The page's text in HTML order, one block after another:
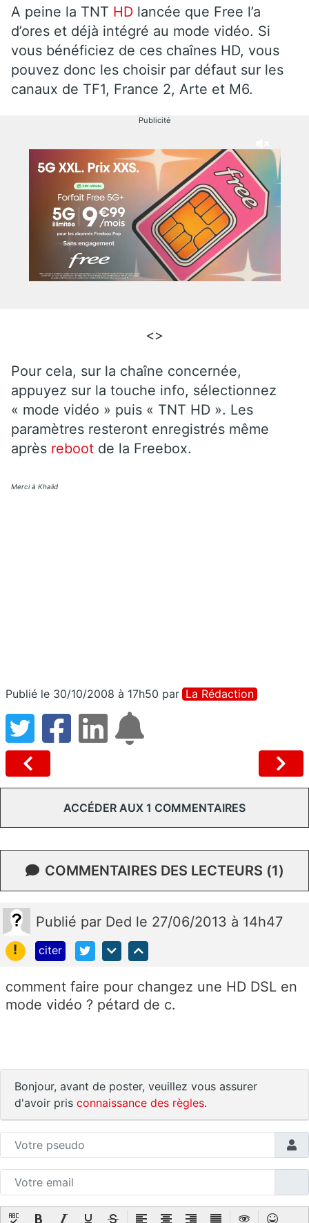
A peine la TNT HD lancée que Free l’a
d’ores et déjà intégré au mode vidéo. Si
vous bénéficiez de ces chaînes HD, vous
pouvez donc les choisir par défaut sur les
canaux de TF1, France 2, Arte et M6.
Publicité
<>
Pour cela, sur la chaîne concernée,
appuyez sur la touche info, sélectionnez
« mode vidéo » puis « TNT HD ». Les
paramètres resteront enregistrés même
après reboot de la Freebox.
Merci à Khalid
Publié le 30/10/2008 à 17h50 par La Rédaction
ACCÉDER AUX 1 COMMENTAIRES
COMMENTAIRES DES LECTEURS (1)
Publié par Ded le 27/06/2013 à 14h47
!
citer
comment faire pour changez une HD DSL en
mode vidéo ? pétard de c.
Bonjour, avant de poster, veuillez vous assurer
d'avoir pris connaissance des règles.